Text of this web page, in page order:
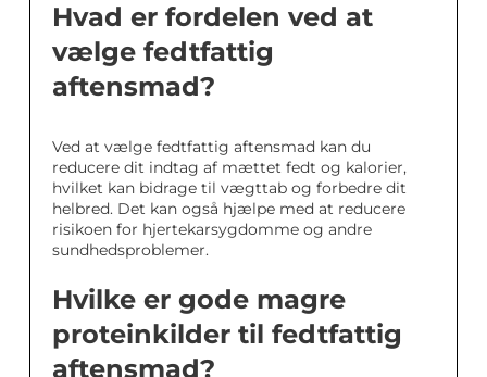
Hvad er fordelen ved at
vælge fedtfattig
aftensmad?
Ved at vælge fedtfattig aftensmad kan du
reducere dit indtag af mættet fedt og kalorier,
hvilket kan bidrage til vægttab og forbedre dit
helbred. Det kan også hjælpe med at reducere
risikoen for hjertekarsygdomme og andre
sundhedsproblemer.
Hvilke er gode magre
proteinkilder til fedtfattig
aftensmad?